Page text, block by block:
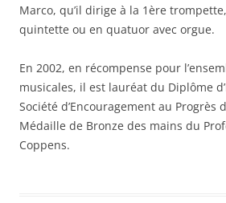
Marco, qu’il dirige à la 1ère
quintette ou en quatuor avec orgue.
En 2002, en récompense pour
musicales, il est lauréat du Diplôme
Société d’Encouragement au Progrès
Médaille de Bronze des mains du
Coppens.